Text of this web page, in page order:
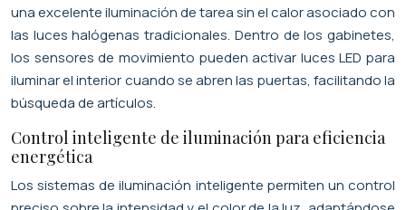
una excelente iluminación de tarea sin el calor asociado con
las luces halógenas tradicionales. Dentro de los gabinetes,
los sensores de movimiento pueden activar luces LED para
iluminar el interior cuando se abren las puertas, facilitando la
búsqueda de artículos.
Control inteligente de iluminación para eficiencia
energética
Los sistemas de iluminación inteligente permiten un control